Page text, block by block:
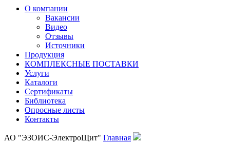
О компании
Вакансии
Видео
Отзывы
Источники
Продукция
КОМПЛЕКСНЫЕ ПОСТАВКИ
Услуги
Каталоги
Сертификаты
Библиотека
Опросные листы
Контакты
АО "ЭЗОИС-ЭлектроЩит" Главная